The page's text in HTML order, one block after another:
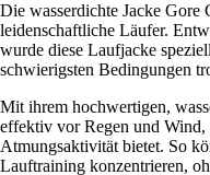
Die wasserdichte Jacke Gore
leidenschaftliche Läufer.
wurde diese Laufjacke
schwierigsten Bedingungen
Mit ihrem hochwertigen,
effektiv vor Regen und Wind,
Atmungsaktivität bietet. So
Lauftraining konzentrieren,